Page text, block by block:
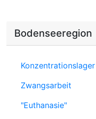
Bodenseeregion
Konzentrationslager
Zwangsarbeit
"Euthanasie"